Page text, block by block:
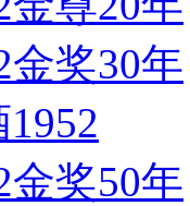
金奖30年
金奖50年